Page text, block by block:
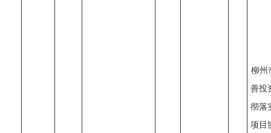
柳州
善投
彻落
项目